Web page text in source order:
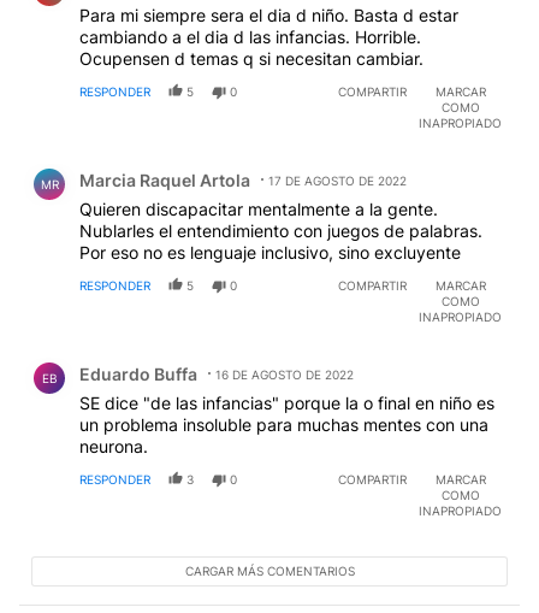
Para mi siempre sera el dia d niño. Basta d estar
cambiando a el dia d las infancias. Horrible.
Ocupensen d temas q si necesitan cambiar.
RESPONDER 5 0 COMPARTIR
MARCAR
COMO
INAPROPIADO
MR Marcia Raquel Artola 17 DE AGOSTO DE 2022
Quieren discapacitar mentalmente a la gente.
Nublarles el entendimiento con juegos de palabras.
Por eso no es lenguaje inclusivo, sino excluyente
RESPONDER 5 0 COMPARTIR
MARCAR
COMO
INAPROPIADO
EB Eduardo Buffa 16 DE AGOSTO DE 2022
SE dice "de las infancias" porque la o final en niño es
un problema insoluble para muchas mentes con una
neurona.
RESPONDER 3 0 COMPARTIR
MARCAR
COMO
INAPROPIADO
CARGAR MÁS COMENTARIOS